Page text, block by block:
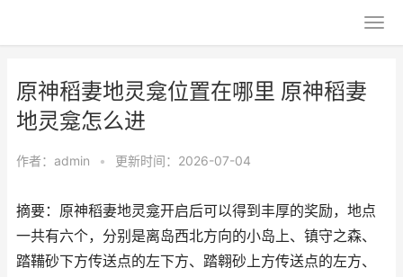
原神稻妻地灵龛位置在哪里 原神稻妻
地灵龛怎么进
作者： admin • 更新时间：2026-07-04
摘要：原神稻妻地灵龛开启后可以得到丰厚的奖励，地点
一共有六个，分别是离岛西北方向的小岛上、镇守之森、
踏鞴砂下方传送点的左下方、踏翱砂上方传送点的左方、